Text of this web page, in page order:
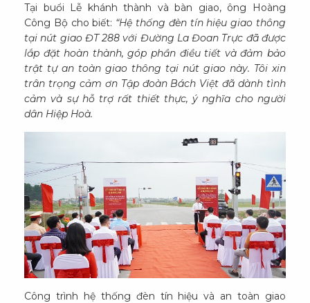
Tại buổi Lễ khánh thành và bàn giao, ông Hoàng
Công Bộ cho biết: “Hệ thống đèn tín hiệu giao thông
tại nút giao ĐT 288 với Đường La Đoan Trực đã được
lắp đặt hoàn thành, góp phần điều tiết và đảm bảo
trật tự an toàn giao thông tại nút giao này. Tôi xin
trân trọng cảm ơn Tập đoàn Bách Việt đã dành tình
cảm và sự hỗ trợ rất thiết thực, ý nghĩa cho người
dân Hiệp Hoà.
Công trình hệ thống đèn tín hiệu và an toàn giao